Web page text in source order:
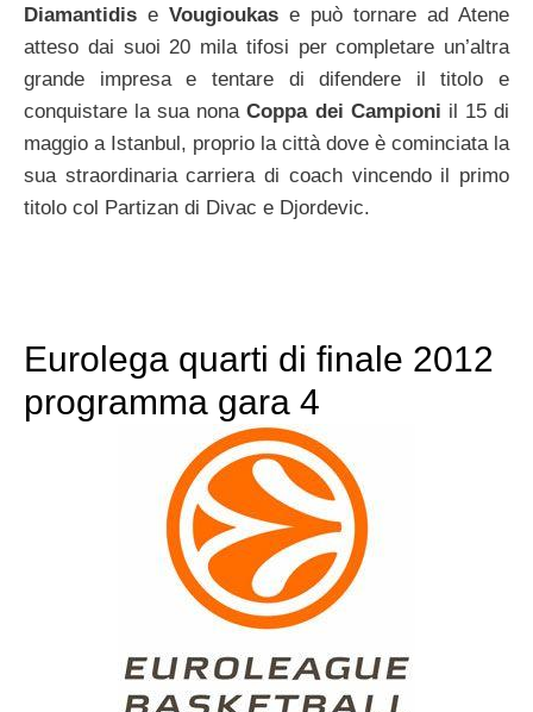
Diamantidis e Vougioukas e può tornare ad Atene
atteso dai suoi 20 mila tifosi per completare un’altra
grande impresa e tentare di difendere il titolo e
conquistare la sua nonaCoppa dei Campioni il 15 di
maggio a Istanbul, proprio la città dove è cominciata la
sua straordinaria carriera di coach vincendo il primo
titolo col Partizan di Divac e Djordevic.
Eurolega quarti di finale 2012
programma gara 4